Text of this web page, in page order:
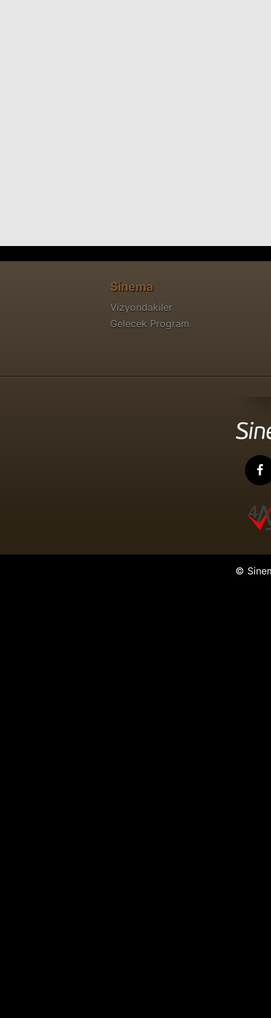
Sinema
Vizyondakiler
Gelecek Program
©